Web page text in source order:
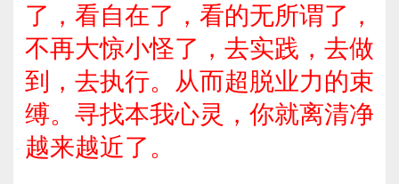
了，看自在了，看的无所谓了，
不再大惊小怪了，去实践，去做
到，去执行。从而超脱业力的束
缚。寻找本我心灵，你就离清净
越来越近了。